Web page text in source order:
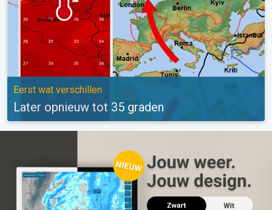
Eerst wat verschillen
Later opnieuw tot 35 graden